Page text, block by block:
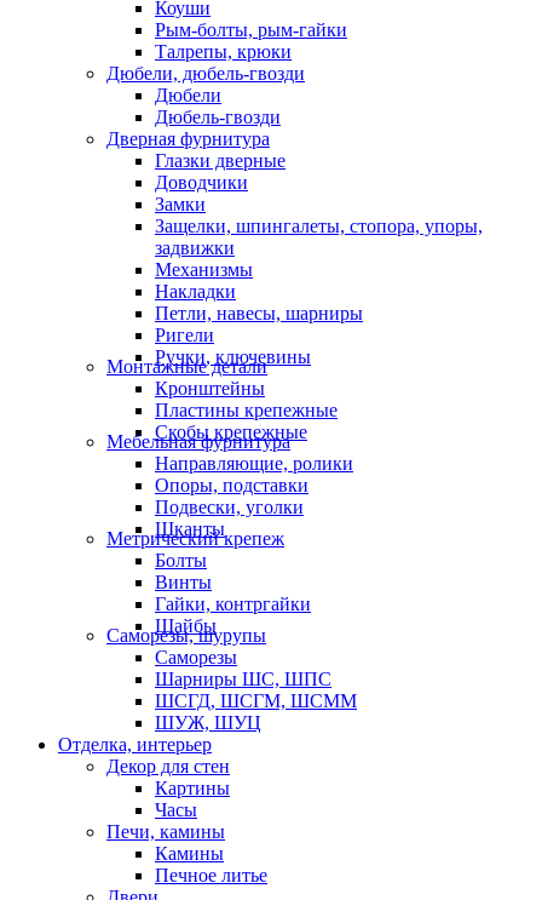
Коуши
Рым-болты, рым-гайки
Талрепы, крюки
Дюбели, дюбель-гвозди
Дюбели
Дюбель-гвозди
Дверная фурнитура
Глазки дверные
Доводчики
Замки
Защелки, шпингалеты, стопора, упоры,
задвижки
Механизмы
Накладки
Петли, навесы, шарниры
Ригели
Ручки, ключевины
Монтажные детали
Кронштейны
Пластины крепежные
Скобы крепежные
Мебельная фурнитура
Направляющие, ролики
Опоры, подставки
Подвески, уголки
Шканты
Метрический крепеж
Болты
Винты
Гайки, контргайки
Шайбы
Саморезы, шурупы
Саморезы
Шарниры ШС, ШПС
ШСГД, ШСГМ, ШСММ
ШУЖ, ШУЦ
Отделка, интерьер
Декор для стен
Картины
Часы
Печи, камины
Камины
Печное литье